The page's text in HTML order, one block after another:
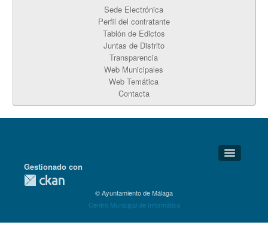
Sede Electrónica
Perfil del contratante
Tablón de Edictos
Juntas de Distrito
Transparencia
Web Municipales
Web Temática
Contacta
Detalles Técnicos
Gestionado con
© Ayuntamiento de Málaga
Centro Municipal de Informática